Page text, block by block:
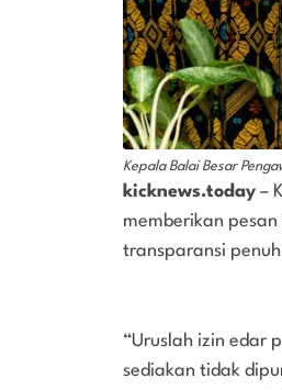
Kepala Balai Besar
kicknews.today –
memberikan
transparansi
“Uruslah izin edar
sediakan tidak